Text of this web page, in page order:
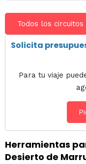
Todos los
Solicita
Para tu viaje
Herramientas
Desierto de